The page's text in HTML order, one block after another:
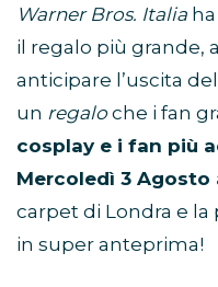
Warner Bros. Italia
il regalo più grande,
anticipare l’uscita
un regaloche i fan
cosplay e i fan più
Mercoledì 3 Agosto
carpet di Londra e la
in super anteprima!